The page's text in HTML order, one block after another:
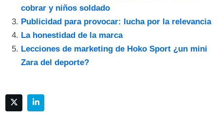
cobrar y niños soldado
Publicidad para provocar: lucha por la relevancia
La honestidad de la marca
Lecciones de marketing de Hoko Sport ¿un mini
Zara del deporte?